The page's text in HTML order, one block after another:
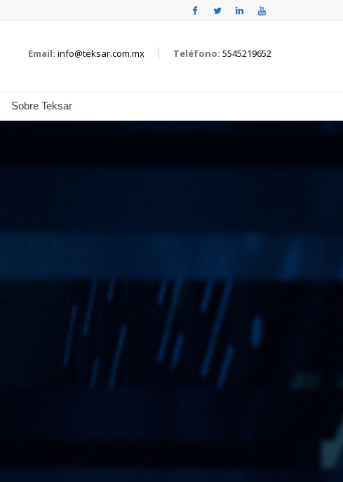
Email: info@teksar.com.mx Teléfono: 5545219652
Sobre Teksar